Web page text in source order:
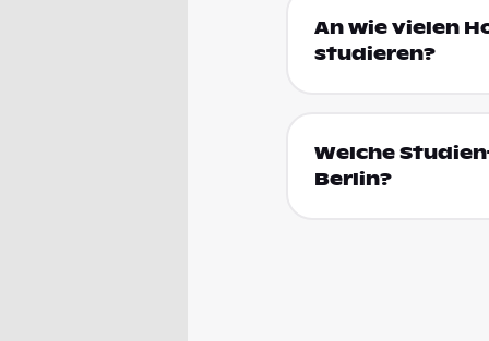
An wie vielen
studieren?
Welche
Berlin?